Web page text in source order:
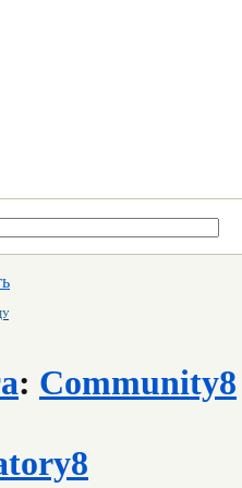
: Community8